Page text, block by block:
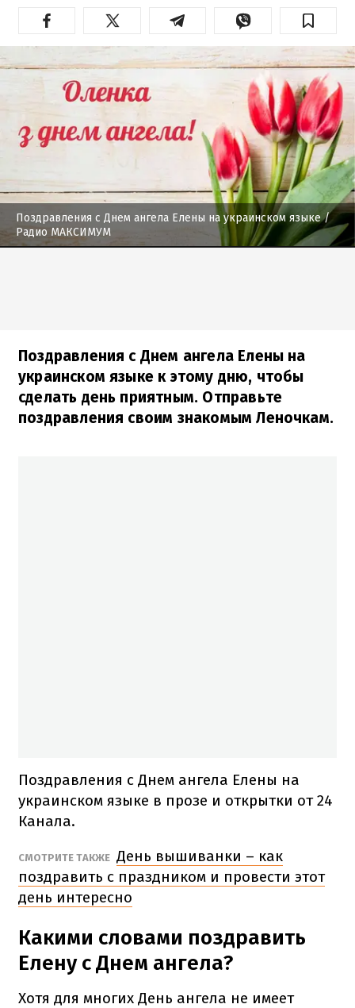
Поздравления с Днем ангела Елены на украинском языке/
Радио МАКСИМУМ
Поздравления с Днем ангела Елены на
украинском языке к этому дню, чтобы
сделать день приятным. Отправьте
поздравления своим знакомым Леночкам.
Поздравления с Днем ангела Елены на
украинском языке в прозе и открытки от 24
Канала.
СМОТРИТЕ ТАКЖЕ День вышиванки – как
поздравить с праздником и провести этот
день интересно
Какими словами поздравить
Елену с Днем ангела?
Хотя для многих День ангела не имеет